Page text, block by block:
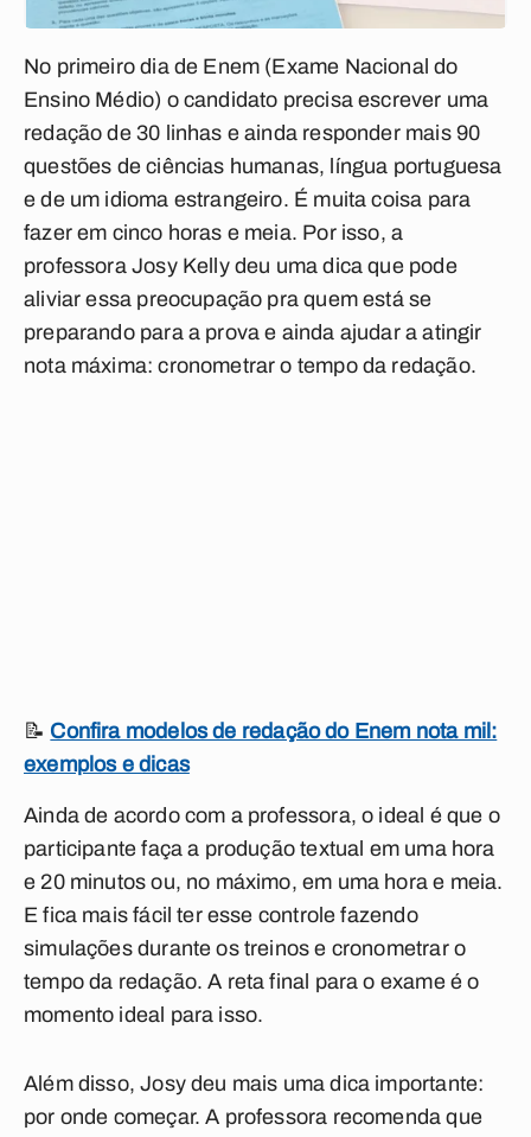
No primeiro dia de Enem (Exame Nacional do
Ensino Médio) o candidato precisa escrever uma
redação de 30 linhas e ainda responder mais 90
questões de ciências humanas, língua portuguesa
e de um idioma estrangeiro. É muita coisa para
fazer em cinco horas e meia. Por isso, a
professora Josy Kelly deu uma dica que pode
aliviar essa preocupação pra quem está se
preparando para a prova e ainda ajudar a atingir
nota máxima: cronometrar o tempo da redação.
📝 Confira modelos de redação do Enem nota mil:
exemplos e dicas
Ainda de acordo com a professora, o ideal é que o
participante faça a produção textual em uma hora
e 20 minutos ou, no máximo, em uma hora e meia.
E fica mais fácil ter esse controle fazendo
simulações durante os treinos e cronometrar o
tempo da redação. A reta final para o exame é o
momento ideal para isso.
Além disso, Josy deu mais uma dica importante:
por onde começar. A professora recomenda que